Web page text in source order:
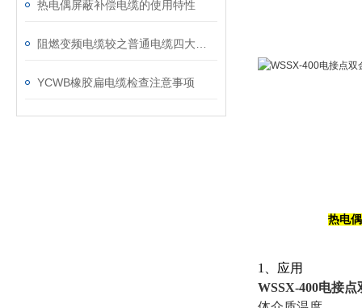
热电偶屏蔽补偿电缆的使用特性
YCWB橡胶扁电缆检查注意事项
热电
1、应用
WSSX-400电接